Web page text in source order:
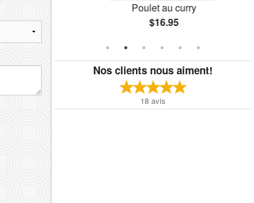
Poulet au curry
$16.95
Nos clients nous aiment!
18 avis